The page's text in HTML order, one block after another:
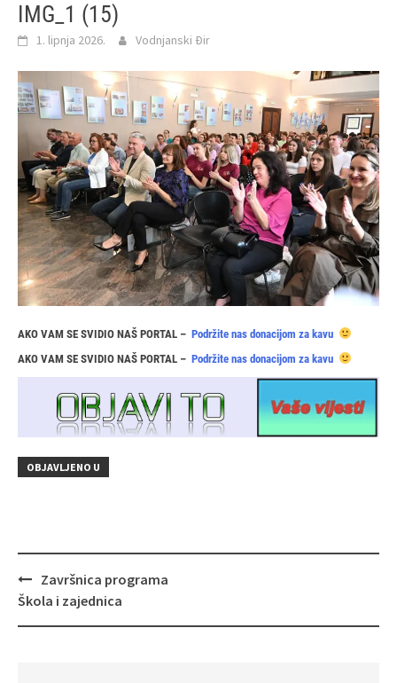
IMG_1 (15)
1. lipnja 2026. Vodnjanski Đir
AKO VAM SE SVIDIO NAŠ PORTAL – Podržite nas donacijom za kavu
AKO VAM SE SVIDIO NAŠ PORTAL – Podržite nas donacijom za kavu
OBJAVLJENO U
Navigacija
objava
Završnica programa
Škola i zajednica